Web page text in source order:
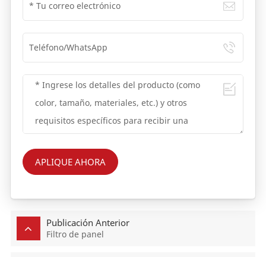
APLIQUE AHORA
Publicación Anterior
Filtro de panel